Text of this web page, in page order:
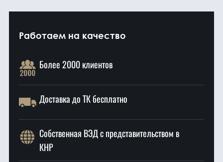
Работаем на качество
Более 2000 клиентов
Доставка до ТК бесплатно
Собственная ВЭД с представительством в
КНР